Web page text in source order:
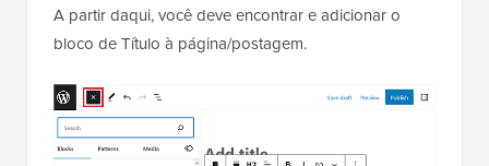
A partir daqui, você deve encontrar e adicionar o
bloco de Título à página/postagem.